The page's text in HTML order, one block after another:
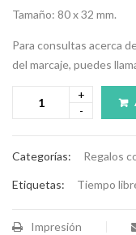
Tamaño: 80 x 32 mm.
Para consultas acerca
del marcaje, puedes
Categorías: Regalos
Etiquetas: Tiempo
Impresión